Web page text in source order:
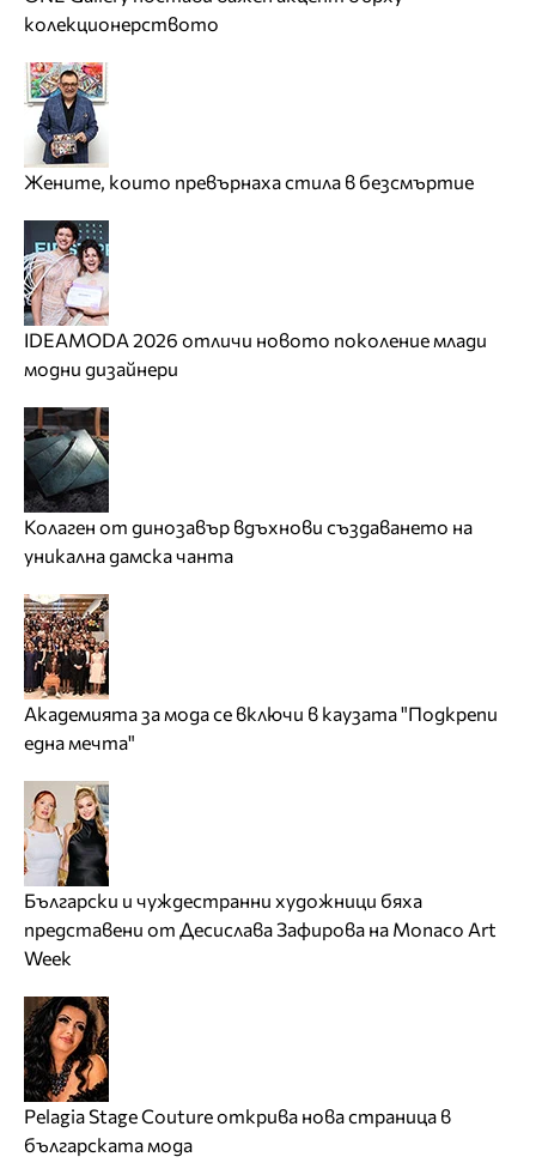
колекционерството
Жените, които превърнаха стила в безсмъртие
IDEAMODA 2026 отличи новото поколение млади
модни дизайнери
Колаген от динозавър вдъхнови създаването на
уникална дамска чанта
Академията за мода се включи в каузата "Подкрепи
една мечта"
Български и чуждестранни художници бяха
представени от Десислава Зафирова на Monaco Art
Week
Pelagia Stage Couture открива нова страница в
българската мода